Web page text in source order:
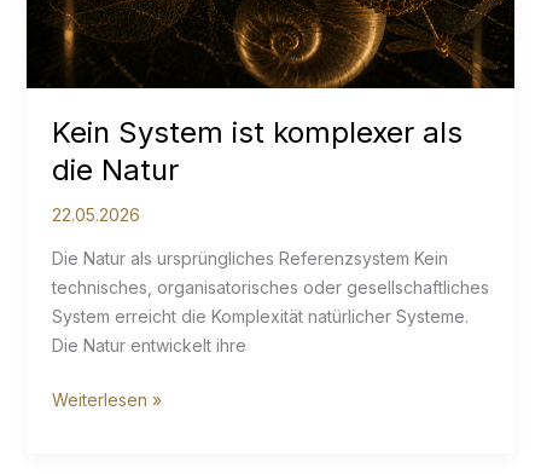
Kein System ist komplexer als
die Natur
22.05.2026
Die Natur als ursprüngliches Referenzsystem Kein
technisches, organisatorisches oder gesellschaftliches
System erreicht die Komplexität natürlicher Systeme.
Die Natur entwickelt ihre
Kein
Weiterlesen »